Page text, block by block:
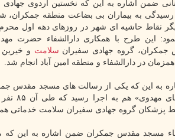
ضمن اشاره به این که نخستین اردوی
رسیدگی به بیماران بی بضاعت منطقه جمکران،
دیگر نقاط حاشیه ای شهر در روزهای دهه اول محرم
این طرح با همکاری دارالشفاء حضرت
گروه جهادی سفیران سلامت و
در دارالشفاء و منطقه امین آباد انجام شد.
به این که یکی از رسالت های مسجد مقدس
طرح
پزشکان گروه جهادی سفیران سلامت خدماتی
مسجد مقدس جمکران ضمن اشاره به این